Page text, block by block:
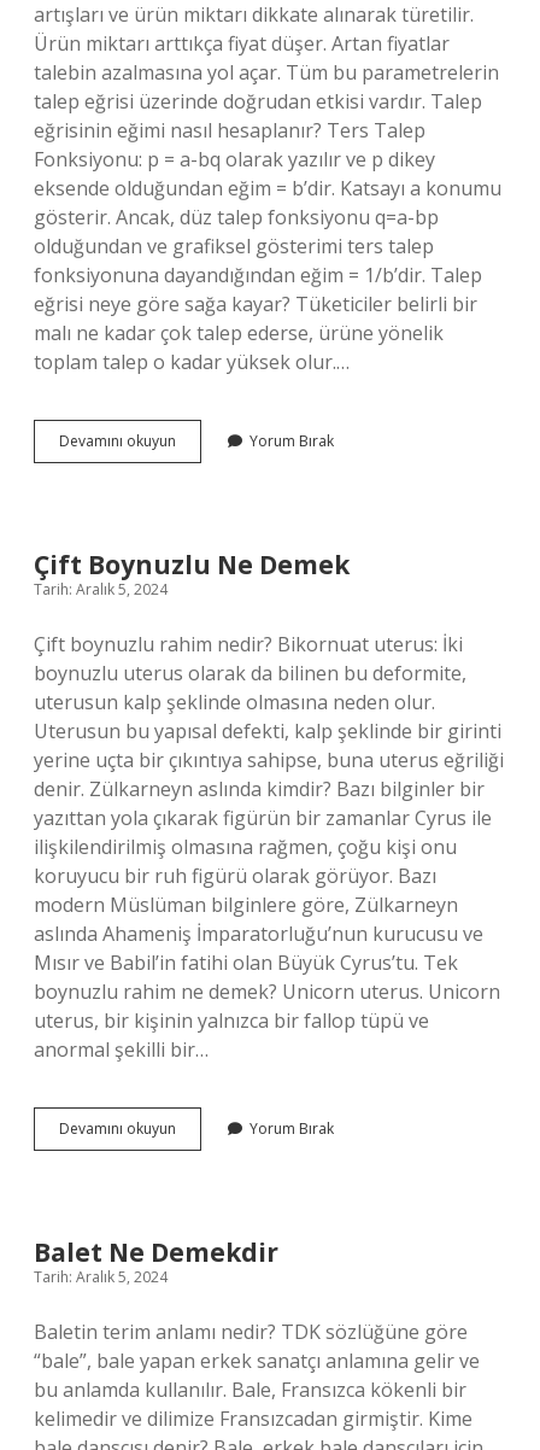
artışları ve ürün miktarı dikkate alınarak türetilir.
Ürün miktarı arttıkça fiyat düşer. Artan fiyatlar
talebin azalmasına yol açar. Tüm bu parametrelerin
talep eğrisi üzerinde doğrudan etkisi vardır. Talep
eğrisinin eğimi nasıl hesaplanır? Ters Talep
Fonksiyonu: p = a-bq olarak yazılır ve p dikey
eksende olduğundan eğim = b’dir. Katsayı a konumu
gösterir. Ancak, düz talep fonksiyonu q=a-bp
olduğundan ve grafiksel gösterimi ters talep
fonksiyonuna dayandığından eğim = 1/b’dir. Talep
eğrisi neye göre sağa kayar? Tüketiciler belirli bir
malı ne kadar çok talep ederse, ürüne yönelik
toplam talep o kadar yüksek olur.…
Devamını okuyun
Eğrisi
Yorum Bırak
Çift Boynuzlu Ne Demek
Tarih: Aralık 5, 2024
Çift boynuzlu rahim nedir? Bikornuat uterus: İki
boynuzlu uterus olarak da bilinen bu deformite,
uterusun kalp şeklinde olmasına neden olur.
Uterusun bu yapısal defekti, kalp şeklinde bir girinti
yerine uçta bir çıkıntıya sahipse, buna uterus eğriliği
denir. Zülkarneyn aslında kimdir? Bazı bilginler bir
yazıttan yola çıkarak figürün bir zamanlar Cyrus ile
ilişkilendirilmiş olmasına rağmen, çoğu kişi onu
koruyucu bir ruh figürü olarak görüyor. Bazı
modern Müslüman bilginlere göre, Zülkarneyn
aslında Ahameniş İmparatorluğu’nun kurucusu ve
Mısır ve Babil’in fatihi olan Büyük Cyrus’tu. Tek
boynuzlu rahim ne demek? Unicorn uterus. Unicorn
uterus, bir kişinin yalnızca bir fallop tüpü ve
anormal şekilli bir…
Devamını okuyun
Boynuzlu
Yorum Bırak
Balet Ne Demekdir
Tarih: Aralık 5, 2024
Baletin terim anlamı nedir? TDK sözlüğüne göre
“bale”, bale yapan erkek sanatçı anlamına gelir ve
bu anlamda kullanılır. Bale, Fransızca kökenli bir
kelimedir ve dilimize Fransızcadan girmiştir. Kime